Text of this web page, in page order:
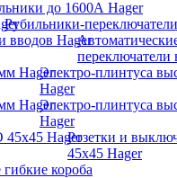
до 1600А Hager
Рубильники-
переключатели
Электро-плинтуса
Hager
Электро-плинтуса
Hager
Розетки и
45х45 Hager
короба